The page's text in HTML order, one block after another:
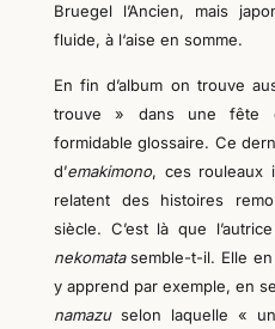
Bruegel l’Ancien, mais
fluide, à l‘aise en somme.
En fin d’album on trouve
trouve » dans une fête
formidable glossaire. Ce
d’emakimono, ces rouleaux
relatent des histoires
siècle. C’est là que
nekomatasemble-t-il. Elle en
y apprend par exemple, en
namazuselon laquelle « un